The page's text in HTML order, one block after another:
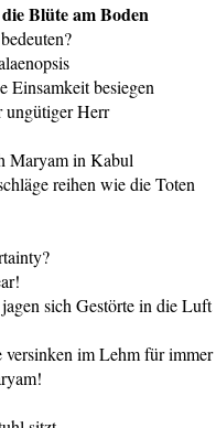
Blüte am Boden
Einsamkeit besiegen
ungütiger Herr
Maryam in Kabul
reihen wie die Toten
sich Gestörte in die Luft
im Lehm für immer